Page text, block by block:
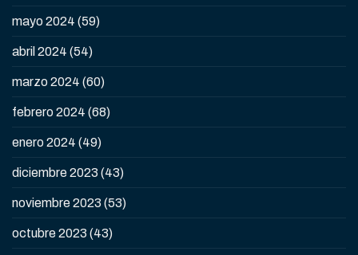
mayo 2024 (59)
abril 2024 (54)
marzo 2024 (60)
febrero 2024 (68)
enero 2024 (49)
diciembre 2023 (43)
noviembre 2023 (53)
octubre 2023 (43)